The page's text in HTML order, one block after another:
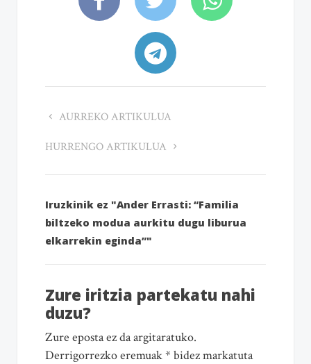
AURREKO ARTIKULUA
HURRENGO ARTIKULUA
Iruzkinik ez "Ander Errasti: “Familia
biltzeko modua aurkitu dugu liburua
elkarrekin eginda”"
Zure iritzia partekatu nahi
duzu?
Zure eposta ez da argitaratuko.
Derrigorrezko eremuak * bidez markatuta